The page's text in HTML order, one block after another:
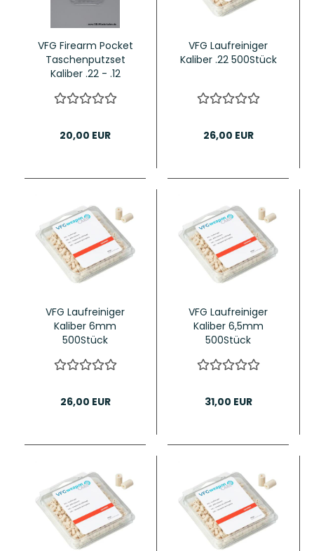
VFG Firearm Pocket
Taschenputzset
Kaliber .22 - .12
20,00 EUR
VFG Laufreiniger
Kaliber .22 500Stück
26,00 EUR
VFG Laufreiniger
Kaliber 6mm
500Stück
26,00 EUR
VFG Laufreiniger
Kaliber 6,5mm
500Stück
31,00 EUR